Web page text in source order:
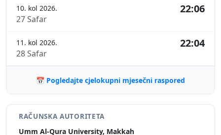
10. kol 2026.
27 Safar
22:06
11. kol 2026.
28 Safar
22:04
📅 Pogledajte cjelokupni mjesečni raspored
RAČUNSKA AUTORITETA
Umm Al-Qura University, Makkah